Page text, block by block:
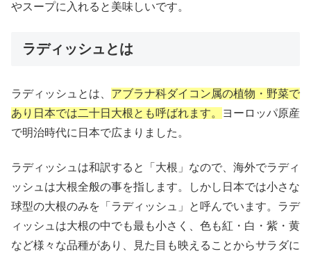
やスープに入れると美味しいです。
ラディッシュとは
ラディッシュとは、 アブラナ科ダイコン属の植物・野菜で
あり日本では二十日大根とも呼ばれます。
ヨーロッパ原産
で明治時代に日本で広まりました。
ラディッシュは和訳すると「大根」なので、海外でラディ
ッシュは大根全般の事を指します。しかし日本では小さな
球型の大根のみを「ラディッシュ」と呼んでいます。ラデ
ィッシュは大根の中でも最も小さく、色も紅・白・紫・黄
など様々な品種があり、見た目も映えることからサラダに